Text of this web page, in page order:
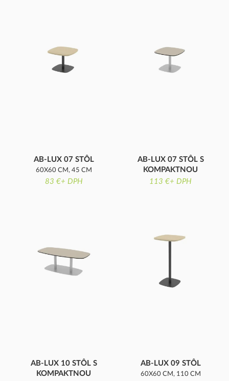
AB-LUX 07 STÔL
60X60 CM, 45 CM
VÝŠKA
83 €+ DPH
AB-LUX 07 STÔL S
KOMPAKTNOU
DOSKOU
113 €+ DPH
AB-LUX 10 STÔL S
KOMPAKTNOU
AB-LUX 09 STÔL
60X60 CM, 110 CM